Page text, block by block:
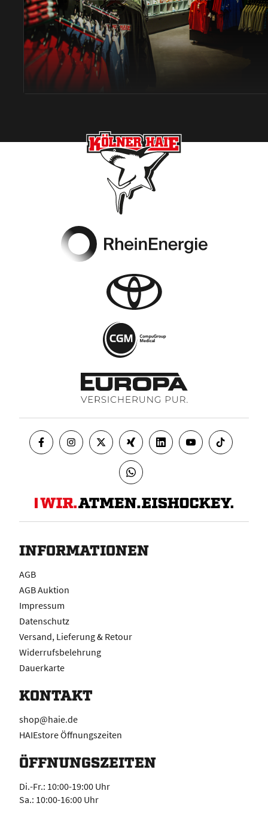
INFORMATIONEN
AGB
AGB Auktion
Impressum
Datenschutz
Versand, Lieferung & Retour
Widerrufsbelehrung
Dauerkarte
KONTAKT
shop@haie.de
HAIEstore Öffnungszeiten
ÖFFNUNGSZEITEN
Di.-Fr.: 10:00-19:00 Uhr
Sa.: 10:00-16:00 Uhr